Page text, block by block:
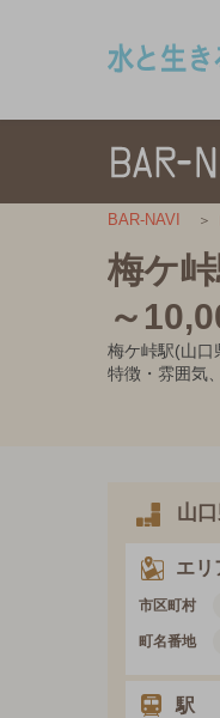
BAR-NAVI
梅ケ
～
梅ケ峠駅(山口
特徴・雰囲気
山
エリ
市区町村
町名番地
駅